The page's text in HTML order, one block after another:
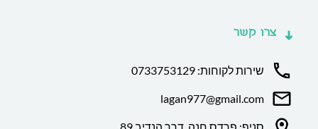
צרו קשר
שירות לקוחות: 0733753129
lagan977@gmail.com